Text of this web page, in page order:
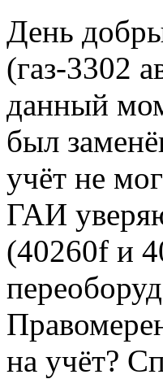
День
(газ-3302
данный
был
учёт не
ГАИ
(40260f и
на учёт?